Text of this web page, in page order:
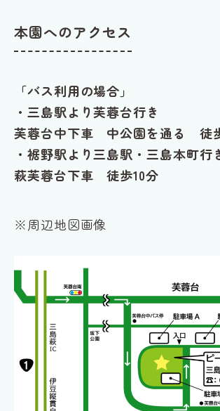
本園へのアクセス
「バス利用の場合」
・三島駅より芙蓉台行き
芙蓉台中下車 中公園を通る 徒
・裾野駅より三島駅・三島本町行
萩芙蓉台下車 徒歩10分
※周辺地図画像